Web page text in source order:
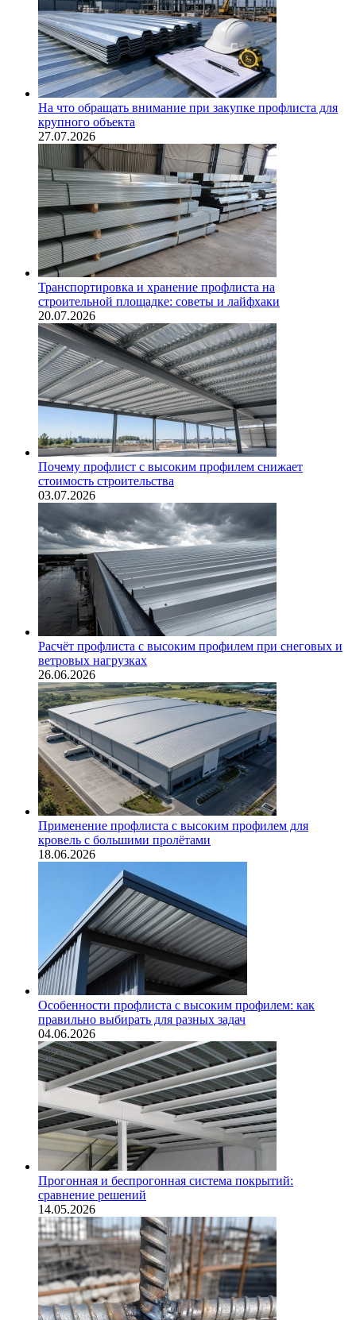
На что обращать внимание при закупке профлиста для
крупного объекта
27.07.2026
Транспортировка и хранение профлиста на
строительной площадке: советы и лайфхаки
20.07.2026
Почему профлист с высоким профилем снижает
стоимость строительства
03.07.2026
Расчёт профлиста с высоким профилем при снеговых и
ветровых нагрузках
26.06.2026
Применение профлиста с высоким профилем для
кровель с большими пролётами
18.06.2026
Особенности профлиста с высоким профилем: как
правильно выбирать для разных задач
04.06.2026
Прогонная и беспрогонная система покрытий:
сравнение решений
14.05.2026